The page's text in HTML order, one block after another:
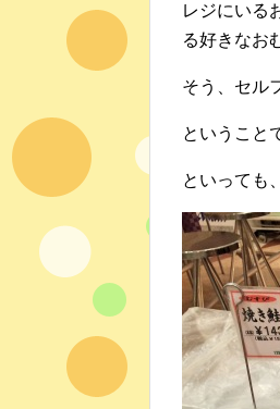
レジにいる
る好きなお
そう、セル
ということ
といっても